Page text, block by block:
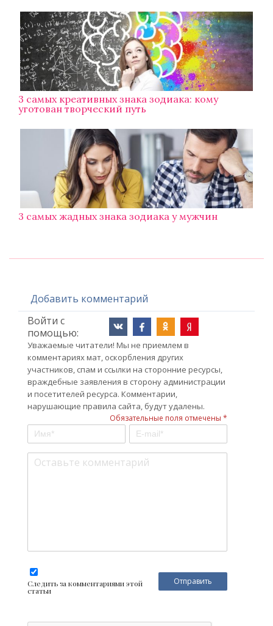
3 самых креативных знака зодиака: кому
уготован творческий путь
3 самых жадных знака зодиака у мужчин
Добавить комментарий
Войти с
помощью:
Уважаемые читатели! Мы не приемлем в
комментариях мат, оскорбления других
участников, спам и ссылки на сторонние ресурсы,
враждебные заявления в сторону администрации
и посетителей ресурса. Комментарии,
нарушающие правила сайта, будут удалены.
Обязательные поля отмечены *
Следить за комментариями этой
статьи